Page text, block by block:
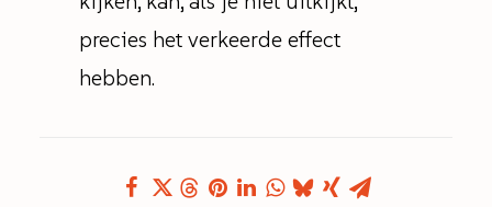
precies het verkeerde effect
hebben.